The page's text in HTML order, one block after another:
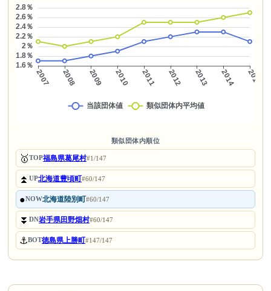
類似団体内順位
🥇TOP福島県葛尾村#1/147
⏫UP北海道豊頃町#60/147
●NOW北海道陸別町#60/147
⏬DN岩手県田野畑村#60/147
⚓BOT徳島県上勝町#147/147